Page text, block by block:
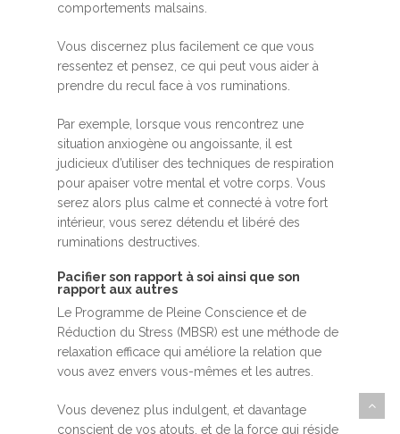
comportements malsains.
Vous discernez plus facilement ce que vous
ressentez et pensez, ce qui peut vous aider à
prendre du recul face à vos ruminations.
Par exemple, lorsque vous rencontrez une
situation anxiogène ou angoissante, il est
judicieux d’utiliser des techniques de respiration
pour apaiser votre mental et votre corps. Vous
serez alors plus calme et connecté à votre fort
intérieur, vous serez détendu et libéré des
ruminations destructives.
Pacifier son rapport à soi ainsi que son
rapport aux autres
Le Programme de Pleine Conscience et de
Réduction du Stress (MBSR) est une méthode de
relaxation efficace qui améliore la relation que
vous avez envers vous-mêmes et les autres.
Vous devenez plus indulgent, et davantage
conscient de vos atouts, et de la force qui réside